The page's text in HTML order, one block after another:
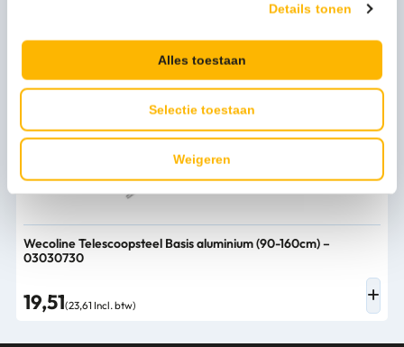
Details tonen
Alles toestaan
Selectie toestaan
Weigeren
Bijpassende producten
Wecoline Telescoopsteel Basis aluminium (90-160cm) –
03030730
19,51(23,61 Incl. btw)